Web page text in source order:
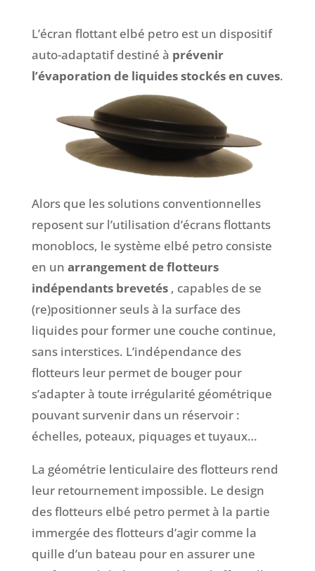
L’écran flottant elbé petro est un dispositif
auto-adaptatif destiné à prévenir
l’évaporation de liquides stockés en cuves.
Alors que les solutions conventionnelles
reposent sur l’utilisation d’écrans flottants
monoblocs, le système elbé petro consiste
en un arrangement de flotteurs
indépendants brevetés , capables de se
(re)positionner seuls à la surface des
liquides pour former une couche continue,
sans interstices. L’indépendance des
flotteurs leur permet de bouger pour
s’adapter à toute irrégularité géométrique
pouvant survenir dans un réservoir :
échelles, poteaux, piquages et tuyaux…
La géométrie lenticulaire des flotteurs rend
leur retournement impossible. Le design
des flotteurs elbé petro permet à la partie
immergée des flotteurs d’agir comme la
quille d’un bateau pour en assurer une